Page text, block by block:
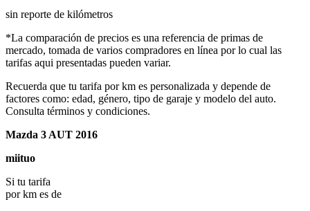
sin reporte de kilómetros
*La comparación de precios es una referencia de primas de
mercado, tomada de varios compradores en línea por lo cual las
tarifas aqui presentadas pueden variar.
Recuerda que tu tarifa por km es personalizada y depende de
factores como: edad, género, tipo de garaje y modelo del auto.
Consulta términos y condiciones.
Mazda 3 AUT 2016
miituo
Si tu tarifa
por km es de